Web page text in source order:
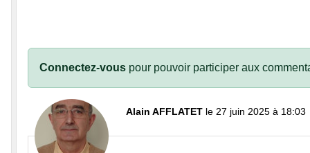
Connectez-vous pour pouvoir participer aux
Alain AFFLATET le 27 juin 2025 à 18:03